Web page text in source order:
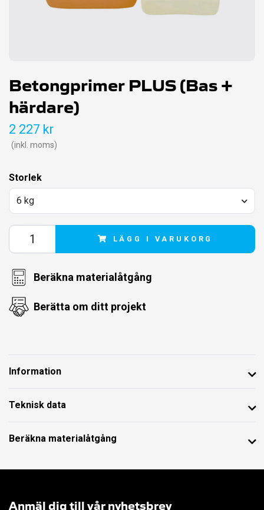
Betongprimer PLUS (Bas +
härdare)
2 227 kr
(inkl. moms)
Storlek
6 kg
LÄGG I VARUKORG
Beräkna materialåtgång
Berätta om ditt projekt
Information
Teknisk data
Beräkna materialåtgång
Anmäl dig till vår nyhetsbrev